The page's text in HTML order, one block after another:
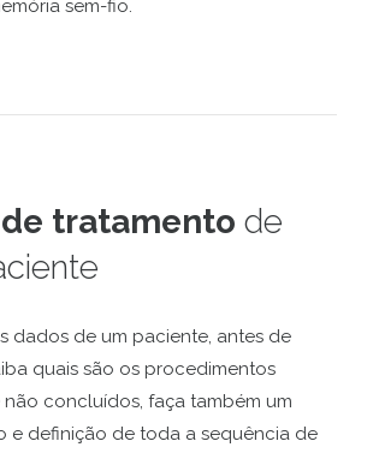
sem-fio.
tratamento de
dados de um paciente, antes de
quais são os procedimentos
concluídos, faça também um
e definição de toda a sequência de